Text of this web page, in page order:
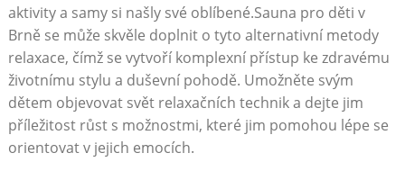
aktivity a samy si našly své​ oblíbené.Sauna pro děti v
Brně se může skvěle doplnit ⁣o tyto alternativní metody
‌relaxace, čímž se vytvoří komplexní přístup ke zdravému
životnímu stylu a duševní pohodě. Umožněte ​svým
dětem objevovat svět relaxačních ⁢technik a dejte jim
příležitost růst s možnostmi, ⁣které jim pomohou ​lépe‍ se⁢
orientovat v⁣ jejich emocích.